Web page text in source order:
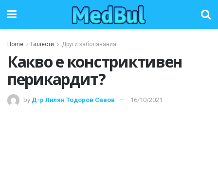
Home Болести Други заболявания
Какво е констриктивен
перикардит?
by Д-р Лилян Тодоров Савов 16/10/2021